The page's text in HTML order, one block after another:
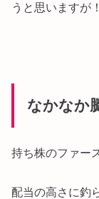
うと思いますが！
なかなか
持ち株のファー
配当の高さに釣